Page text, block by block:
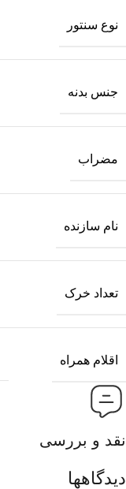
نوع سنتور
جنس بدنه
مضراب
نام سازنده
تعداد خرک
اقلام همراه
نقد و بررسی
دیدگاهها